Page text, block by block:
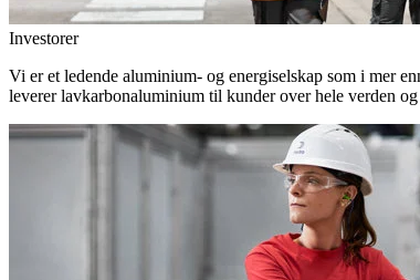
Investorer
Vi er et ledende aluminium- og energiselskap som i mer
leverer lavkarbonaluminium til kunder over hele verden